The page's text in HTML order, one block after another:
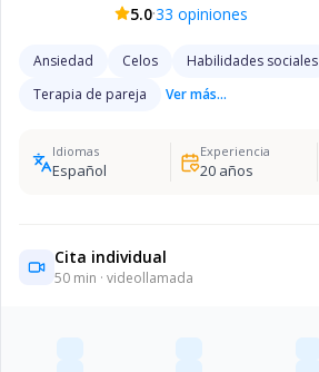
5.0·33 opiniones
Ansiedad Celos Habilidades sociales
Terapia de pareja
Ver más...
Idiomas
Español
Experiencia
20años
Cita individual
50 min · videollamada